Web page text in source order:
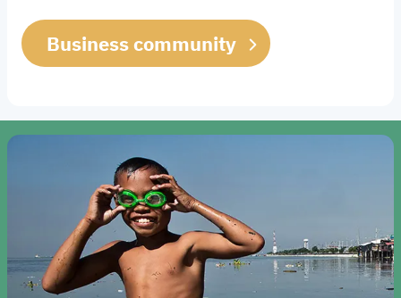
Business community